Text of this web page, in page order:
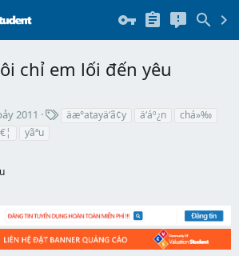
chỉ em lối đến yêu
2011 äæ°atayä‘ã¢y ä‘áº¿n
chá»‰
yãªu